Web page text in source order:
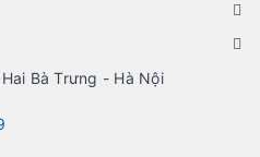
Bà Trưng - Hà Nội